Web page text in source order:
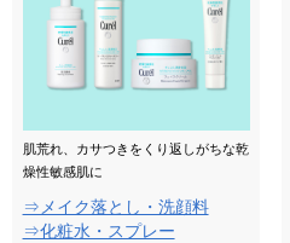
肌荒れ、カサつきをくり返しがちな乾
燥性敏感肌に
⇒メイク落とし・洗顔料
⇒化粧水・スプレー